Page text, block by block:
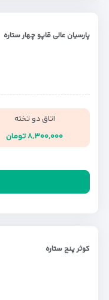
پارسیان عالی قاپو چهار ستاره
اتاق دو تخته
۸,۳۰۰,۰۰۰ تومان
کوثر پنج ستاره